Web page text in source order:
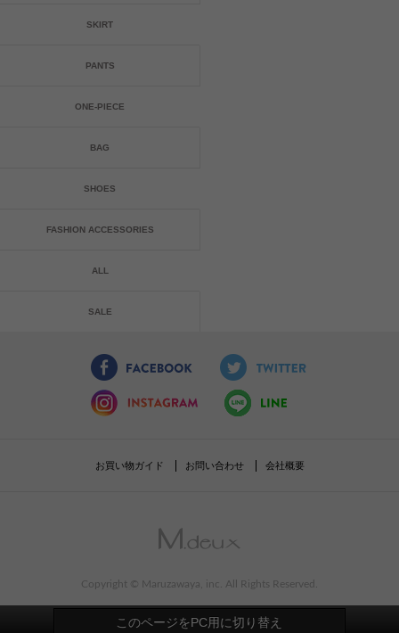
SKIRT
PANTS
ONE-PIECE
BAG
SHOES
FASHION ACCESSORIES
ALL
SALE
お買い物ガイド お問い合わせ 会社概要
Copyright © Maruzawaya, inc. All Rights Reserved.
このページをPC用に切り替え